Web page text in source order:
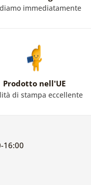
immediatamente
Prodotto nell'UE
di stampa eccellente
16:00